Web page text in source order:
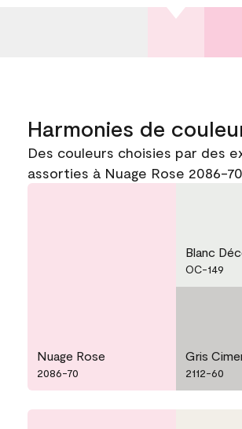
Harmonies de
Des couleurs choisies par des
assorties à Nuage Rose 2086-
Nuage Rose
2086-70
Blanc
OC-149
Gris
2112-60